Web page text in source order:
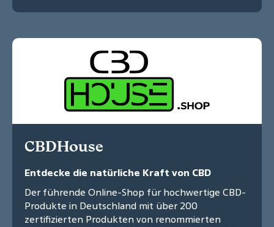
CBDHouse
Entdecke die natürliche Kraft von CBD
Der führende Online-Shop für hochwertige CBD-
Produkte in Deutschland mit über 200
zertifizierten Produkten von renommierten